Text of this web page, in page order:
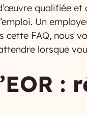
qualifiée
Un
FAQ, nous
lorsque
: